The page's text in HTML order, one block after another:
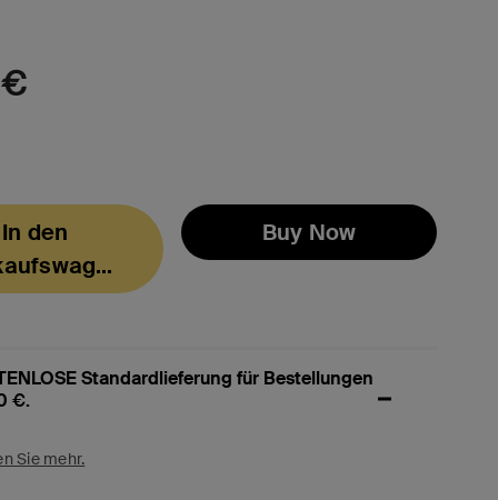
In den
Buy Now
Standardlieferung für Bestellungen
€.
Sie mehr.